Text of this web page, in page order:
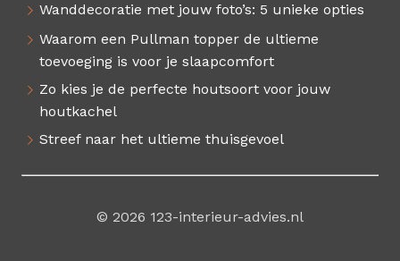
Wanddecoratie met jouw foto’s: 5 unieke opties
Waarom een Pullman topper de ultieme
toevoeging is voor je slaapcomfort
Zo kies je de perfecte houtsoort voor jouw
houtkachel
Streef naar het ultieme thuisgevoel
© 2026 123-interieur-advies.nl